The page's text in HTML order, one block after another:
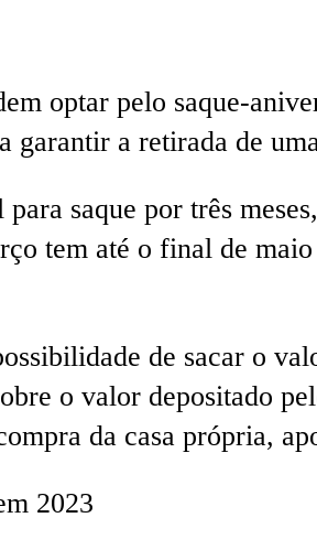
optar pelo saque-
garantir a retirada de
saque por três
tem até o final de
de sacar o
o valor depositado
da casa própria,
2023